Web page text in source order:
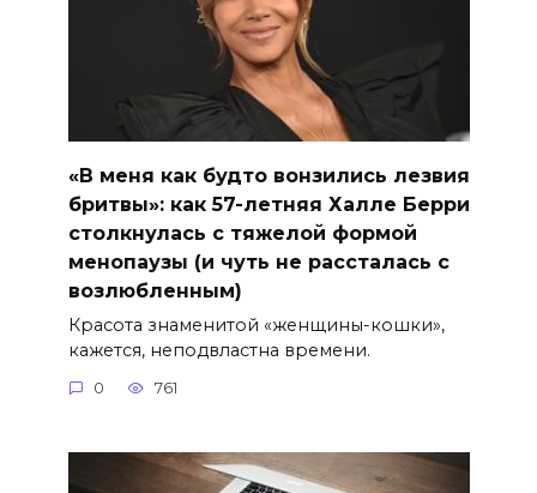
«В меня как будто вонзились лезвия
бритвы»: как 57-летняя Халле Берри
столкнулась с тяжелой формой
менопаузы (и чуть не рассталась с
возлюбленным)
Красота знаменитой «женщины-кошки»,
кажется, неподвластна времени.
0 761